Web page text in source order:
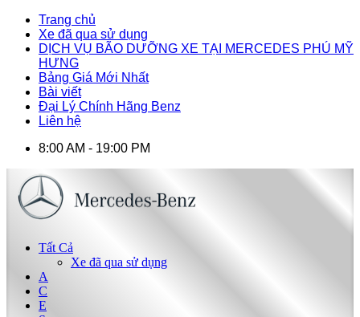
Trang chủ
Xe đã qua sử dụng
DỊCH VỤ BÃO DƯỠNG XE TẠI MERCEDES PHÚ MỸ
HƯNG
Bảng Giá Mới Nhất
Bài viết
Đại Lý Chính Hãng Benz
Liên hệ
8:00 AM - 19:00 PM
Tất Cả
Xe đã qua sử dụng
A
C
E